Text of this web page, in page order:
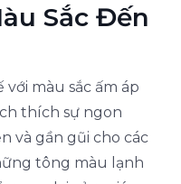
Sắc Đến
màu sắc ấm áp
thích sự ngon
và gần gũi cho các
tông màu lạnh